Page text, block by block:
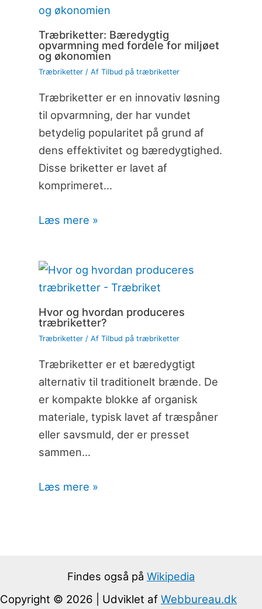
Træbriketter: Bæredygtig
opvarmning med fordele for miljøet
og økonomien
Træbriketter/ Af Tilbud på træbriketter
Træbriketter er en innovativ løsning
til opvarmning, der har vundet
betydelig popularitet på grund af
dens effektivitet og bæredygtighed.
Disse briketter er lavet af
komprimeret…
Læs mere »
Hvor og hvordan produceres
træbriketter?
Træbriketter/ Af Tilbud på træbriketter
Træbriketter er et bæredygtigt
alternativ til traditionelt brænde. De
er kompakte blokke af organisk
materiale, typisk lavet af træspåner
eller savsmuld, der er presset
sammen…
Læs mere »
Findes også på Wikipedia
Copyright © 2026 | Udviklet af Webbureau.dk